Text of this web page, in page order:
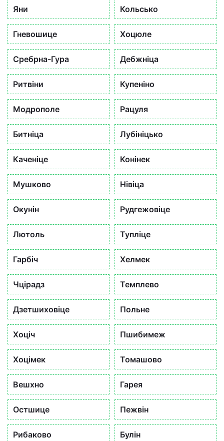
Яни Кольсько
Гневошице Хоцюле
Сребрна-Гура Дебжніца
Ритвіни Купеніно
Модрополе Рацуля
Битніца Лубініцько
Каченіце Конінек
Мушково Нівіца
Окунін Рудгежовіце
Лютоль Тупліце
Гарбіч Хелмек
Чцірадз Темплево
Дзетшиховіце Польне
Хоціч Пшибимеж
Хоцімек Томашово
Вешхно Гарея
Остшице Пежвін
Рибаково Булін